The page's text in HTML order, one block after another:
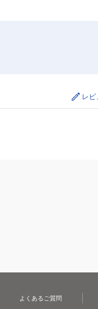
レビ
よくあるご質問